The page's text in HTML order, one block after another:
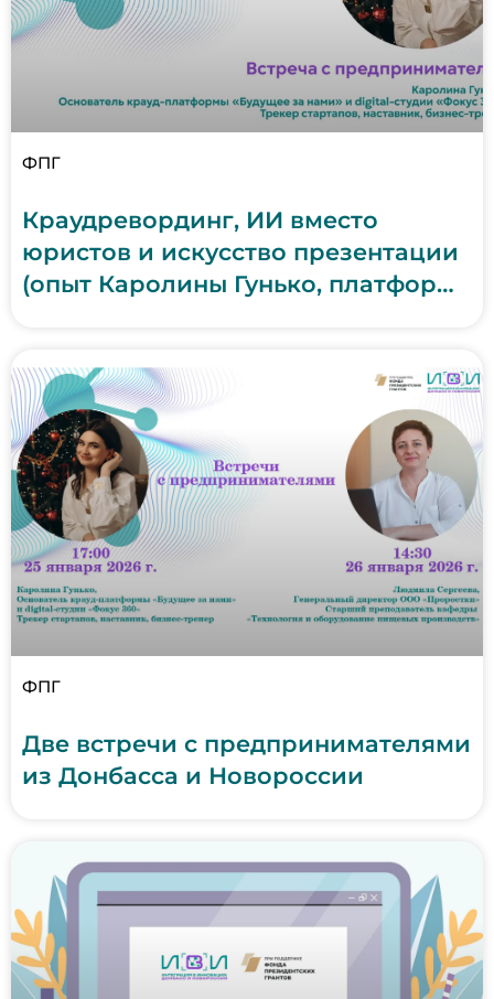
ФПГ
Краудревординг, ИИ вместо
юристов и искусство презентации
(опыт Каролины Гунько, платформа
ФПГ
Две встречи с предпринимателями
из Донбасса и Новороссии